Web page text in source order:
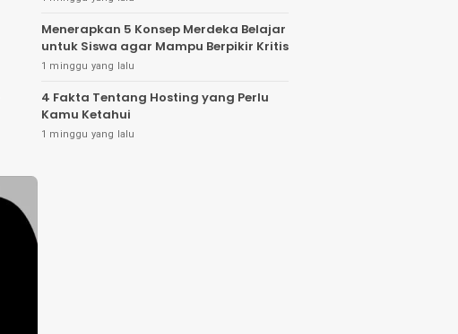
Menerapkan 5 Konsep Merdeka Belajar
untuk Siswa agar Mampu Berpikir Kritis
1 minggu yang lalu
4 Fakta Tentang Hosting yang Perlu
Kamu Ketahui
1 minggu yang lalu